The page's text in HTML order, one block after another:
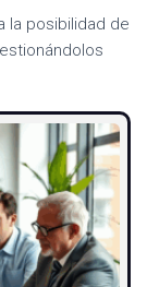
la posibilidad de